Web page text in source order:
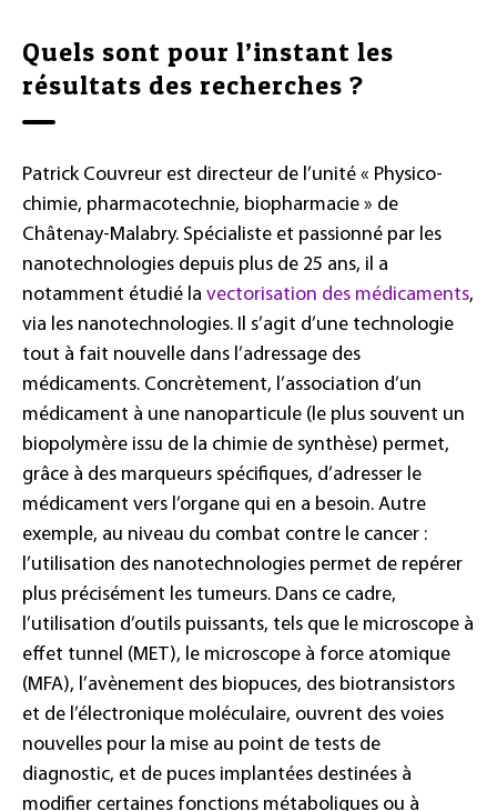
Quels sont pour l’instant les
résultats des recherches ?
Patrick Couvreur est directeur de l’unité « Physico-
chimie, pharmacotechnie, biopharmacie » de
Châtenay-Malabry. Spécialiste et passionné par les
nanotechnologies depuis plus de 25 ans, il a
notamment étudié la vectorisation des médicaments,
via les nanotechnologies. Il s’agit d’une technologie
tout à fait nouvelle dans l’adressage des
médicaments. Concrètement, l’association d’un
médicament à une nanoparticule (le plus souvent un
biopolymère issu de la chimie de synthèse) permet,
grâce à des marqueurs spécifiques, d’adresser le
médicament vers l’organe qui en a besoin. Autre
exemple, au niveau du combat contre le cancer :
l’utilisation des nanotechnologies permet de repérer
plus précisément les tumeurs. Dans ce cadre,
l’utilisation d’outils puissants, tels que le microscope à
effet tunnel (MET), le microscope à force atomique
(MFA), l’avènement des biopuces, des biotransistors
et de l’électronique moléculaire, ouvrent des voies
nouvelles pour la mise au point de tests de
diagnostic, et de puces implantées destinées à
modifier certaines fonctions métaboliques ou à